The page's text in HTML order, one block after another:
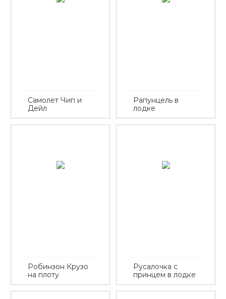
Самолет Чип и
Дейл
Рапунцель в
лодке
Робинзон Крузо
на плоту
Русалочка с
принцем в лодке